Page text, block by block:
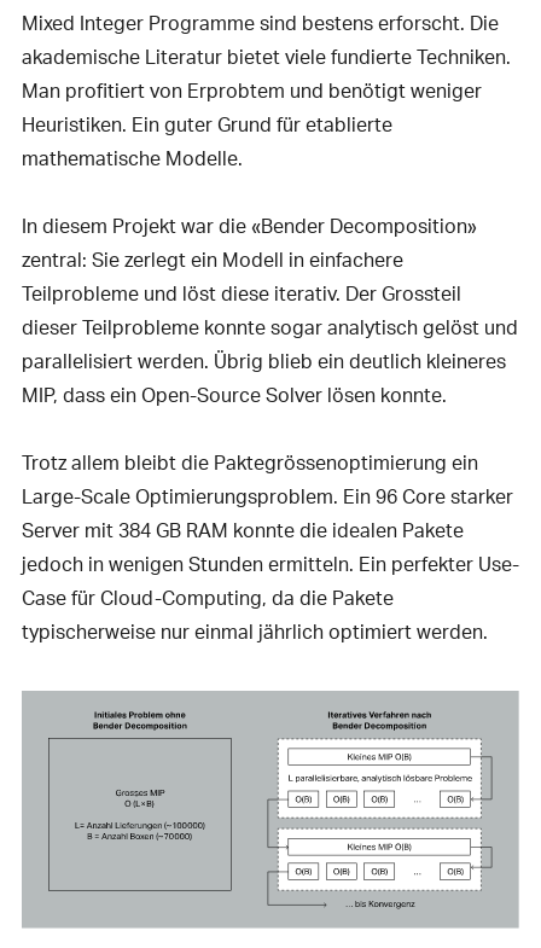
Mixed Integer Programme sind bestens erforscht. Die
akademische Literatur bietet viele fundierte Techniken.
Man profitiert von Erprobtem und benötigt weniger
Heuristiken. Ein guter Grund für etablierte
mathematische Modelle.
In diesem Projekt war die «Bender Decomposition»
zentral: Sie zerlegt ein Modell in einfachere
Teilprobleme und löst diese iterativ. Der Grossteil
dieser Teilprobleme konnte sogar analytisch gelöst und
parallelisiert werden. Übrig blieb ein deutlich kleineres
MIP, dass ein Open-Source Solver lösen konnte.
Trotz allem bleibt die Paktegrössenoptimierung ein
Large-Scale Optimierungsproblem. Ein 96 Core starker
Server mit 384 GB RAM konnte die idealen Pakete
jedoch in wenigen Stunden ermitteln. Ein perfekter Use-
Case für Cloud-Computing, da die Pakete
typischerweise nur einmal jährlich optimiert werden.